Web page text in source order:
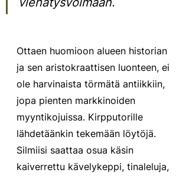
Ottaen huomioon alueen historian
ja sen aristokraattisen luonteen, ei
ole harvinaista törmätä antiikkiin,
jopa pienten markkinoiden
myyntikojuissa. Kirpputorille
lähdetäänkin tekemään löytöjä.
Silmiisi saattaa osua käsin
kaiverrettu kävelykeppi, tinaleluja,